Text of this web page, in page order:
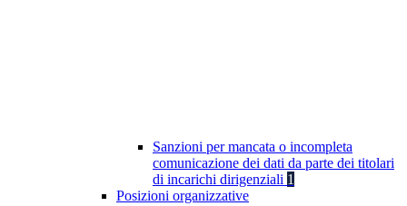
Sanzioni per mancata o incompleta
comunicazione dei dati da parte dei titolari
di incarichi dirigenziali 1
Posizioni organizzative